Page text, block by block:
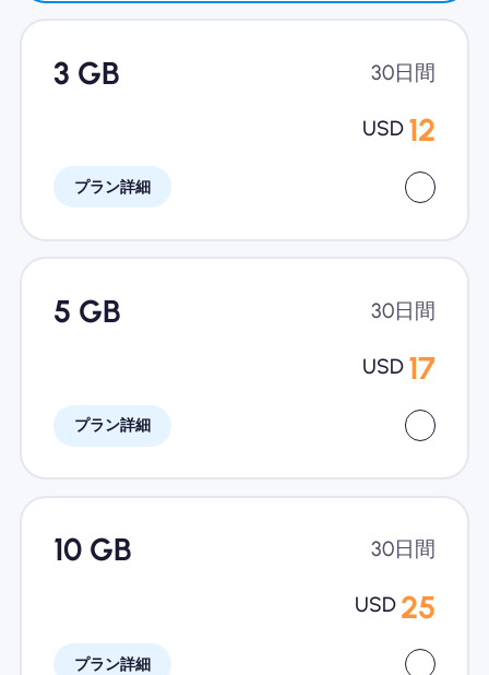
3 GB 30日間
USD 12
プラン詳細
5 GB 30日間
USD 17
プラン詳細
10 GB 30日間
USD 25
プラン詳細